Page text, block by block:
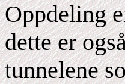
Oppdeling
dette er
tunnelene